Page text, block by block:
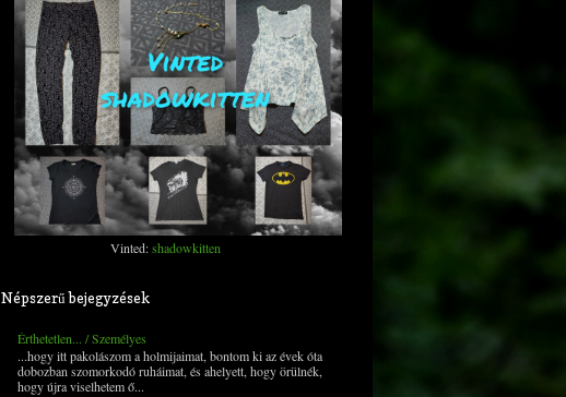
Vinted:shadowkitten
Népszerű bejegyzések
Érthetetlen... / Személyes
...hogy itt pakolászom a holmijaimat, bontom ki az évek óta
dobozban szomorkodó ruháimat, és ahelyett, hogy örülnék,
hogy újra viselhetem ő...